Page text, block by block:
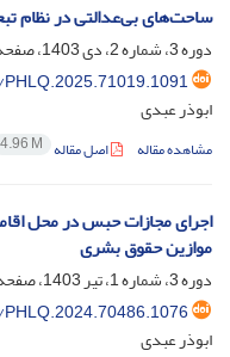
ساحت‌های بی‌عدالتی در نظام
دوره 3، شماره 2، دی 1403، صفحه
ابوذر عبدی
مشاهده مقاله اصل مقاله 4.96 M
اجرای مجازات حبس در محل
موازین حقوق بشری
دوره 3، شماره 1، تیر 1403، صفحه
ابوذر عبدی